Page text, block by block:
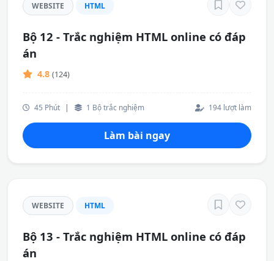
WEBSITE HTML
Bộ 12 - Trắc nghiệm HTML online có đáp
án
4.8 (124)
45 Phút | 1 Bộ trắc nghiệm 194 lượt làm
Làm bài ngay
WEBSITE HTML
Bộ 13 - Trắc nghiệm HTML online có đáp
án